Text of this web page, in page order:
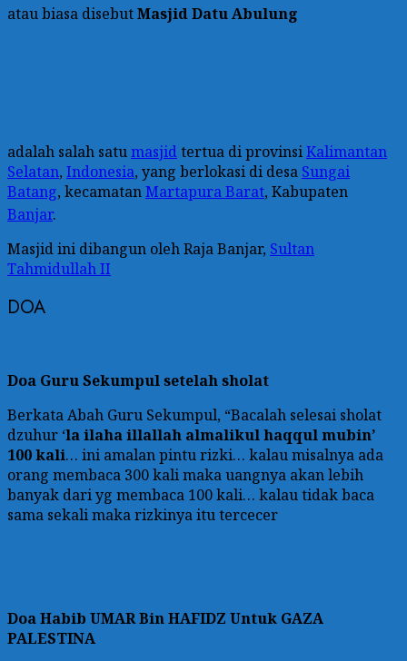
atau biasa disebutMasjid Datu Abulung
adalah salah satumasjidtertua di provinsiKalimantan
Selatan, Indonesia, yang berlokasi di desa Sungai
Batang, kecamatanMartapura Barat, Kabupaten
Banjar.
Masjid ini dibangun oleh Raja Banjar, Sultan
Tahmidullah II
DOA
Doa Guru Sekumpul setelah sholat
Berkata Abah Guru Sekumpul, “Bacalah selesai sholat
dzuhur ‘la ilaha illallah almalikul haqqul mubin’
100 kali… ini amalan pintu rizki… kalau misalnya ada
orang membaca 300 kali maka uangnya akan lebih
banyak dari yg membaca 100 kali… kalau tidak baca
sama sekali maka rizkinya itu tercecer
DoaHabib UMAR Bin HAFIDZ Untuk GAZA
PALESTINA